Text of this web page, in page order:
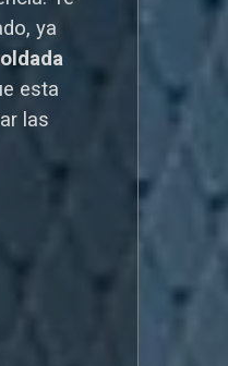
ya
esta
las